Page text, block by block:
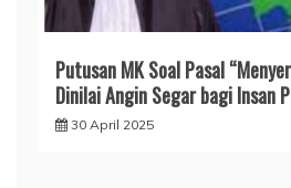
Putusan MK Soal Pasal
Dinilai Angin Segar bagi Insan
30 April 2025